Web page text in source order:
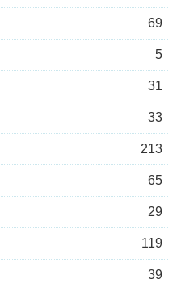
69
5
31
33
213
65
29
119
39